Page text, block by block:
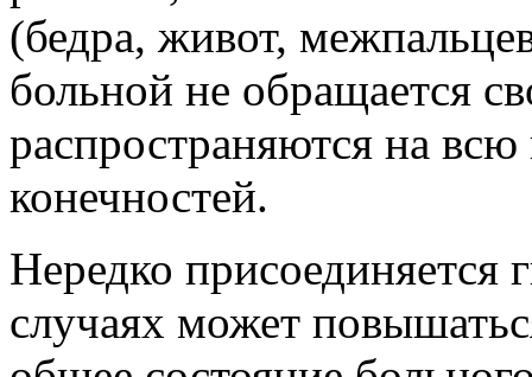
(бедра, живот,
больной не обращается
распространяются на
конечностей.
Нередко присоединяется
случаях мо­жет